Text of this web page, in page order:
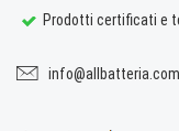
Prodotti certificati e
info@allbatteria.com